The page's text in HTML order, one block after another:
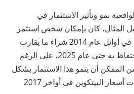
نمو وتأثير الاستثمار في
المثال، كان بإمكان شخص استثمر
1000 دولار في البيتكوين في أوائل عام 2014 شراء ما يقارب
3.125 بيتكوين. إذا تم الاحتفاظ به حتى عام 2025، على الرغم
الممكن أن ينمو هذا الاستثمار بشكل
كبير، خاصة خلال ارتفاعات أسعار البيتكوين في أواخر 2017